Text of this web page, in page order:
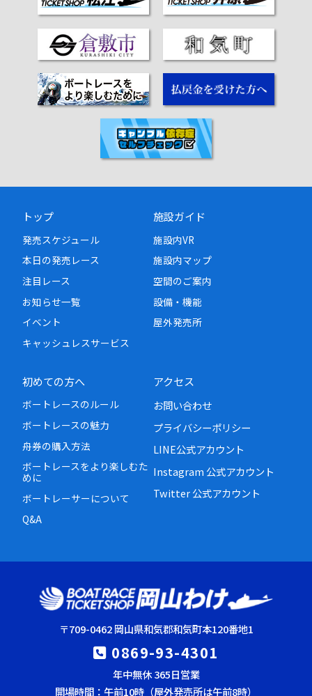
トップ
発売スケジュール
本日の発売レース
注目レース
お知らせ一覧
イベント
キャッシュレスサービス
施設ガイド
施設内VR
施設内マップ
空間のご案内
設備・機能
屋外発売所
初めての方へ
ボートレースのルール
ボートレースの魅力
舟券の購入方法
ボートレースをより楽しむた
めに
ボートレーサーについて
Q&A
アクセス
お問い合わせ
プライバシーポリシー
LINE公式アカウント
Instagram 公式アカウント
Twitter 公式アカウント
〒709-0462 岡山県和気郡和気町本120番地1
0869-93-4301
年中無休 365日営業
開場時間：午前10時（屋外発売所は午前8時）